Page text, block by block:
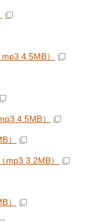
4.5MB）
4.5MB）
）
mp3 3.2MB）
）